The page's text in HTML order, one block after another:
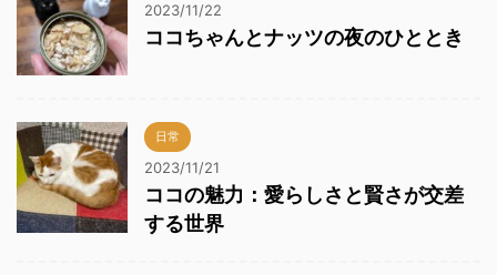
2023/11/22
ココちゃんとナッツの夜のひととき
日常
2023/11/21
ココの魅力：愛らしさと賢さが交差
する世界